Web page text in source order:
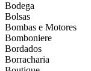
Bodega
Bolsas
Bombas e Motores
Bomboniere
Bordados
Borracharia